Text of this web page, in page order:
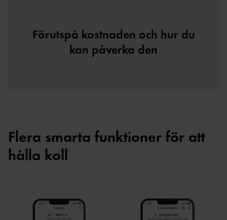
Förutspå kostnaden och hur du
kan påverka den
Flera smarta funktioner för att
hålla koll